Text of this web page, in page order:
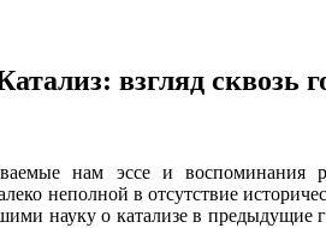
взгляд сквозь
нам эссе и воспоминания
неполной в отсутствие
науку о катализе в